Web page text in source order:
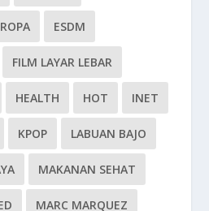
ESDM
FILM LAYAR LEBAR
HEALTH HOT INET
KPOP LABUAN BAJO
MAKANAN SEHAT
MARC MARQUEZ